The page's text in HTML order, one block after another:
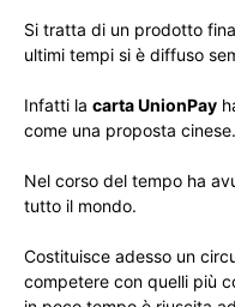
Si tratta di un prodotto
ultimi tempi si è diffuso
Infatti la carta UnionPay
come una proposta cinese.
Nel corso del tempo ha
tutto il mondo.
Costituisce adesso un
competere con quelli più